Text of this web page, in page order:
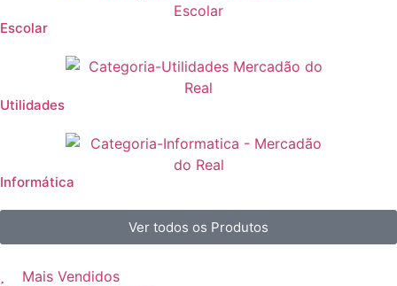
Escolar
Utilidades
Informática
Ver todos os Produtos
Mais Vendidos